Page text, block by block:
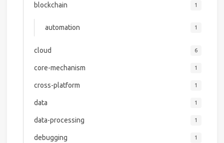
blockchain 1
automation 1
cloud 6
core-mechanism 1
cross-platform 1
data 1
data-processing 1
debugging 1